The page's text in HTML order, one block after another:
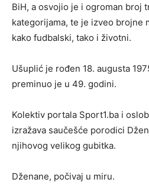
BiH, a osvojio je i ogroman broj
kategorijama, te je izveo brojne
kako fudbalski, tako i životni.
Ušuplić je rođen 18. augusta
preminuo je u 49. godini.
Kolektiv portala Sport1.ba i
izražava saučešće porodici
njihovog velikog gubitka.
Dženane, počivaj u miru.